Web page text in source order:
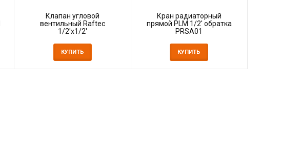
Клапан угловой
вентильный Raftec
1/2'x1/2'
КУПИТЬ
Кран радиаторный
прямой PLM 1/2' обратка
PRSA01
КУПИТЬ